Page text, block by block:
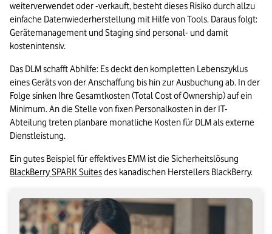
weiterverwendet oder -verkauft, besteht dieses Risiko durch allzu
einfache Datenwiederherstellung mit Hilfe von Tools. Daraus folgt:
Gerätemanagement und Staging sind personal- und damit
kostenintensiv.
Das DLM schafft Abhilfe: Es deckt den kompletten Lebenszyklus
eines Geräts von der Anschaffung bis hin zur Ausbuchung ab. In der
Folge sinken Ihre Gesamtkosten (Total Cost of Ownership) auf ein
Minimum. An die Stelle von fixen Personalkosten in der IT-
Abteilung treten planbare monatliche Kosten für DLM als externe
Dienstleistung.
BlackBerry SPARK Suites des kanadischen Herstellers BlackBerry.